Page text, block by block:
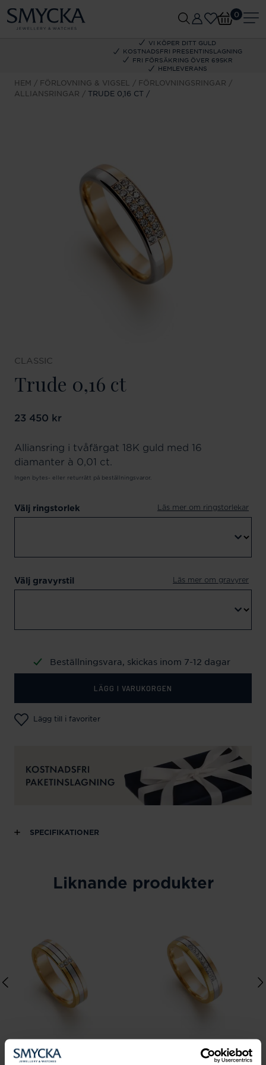
VI KÖPER DITT GULD
KOSTNADSFRI PRESENTINSLAGNING
FRI FÖRSÄKRING ÖVER 695KR
HEMLEVERANS
0
HEM FÖRLOVNING & VIGSEL
FÖRLOVNINGSRINGAR
ALLIANSRINGAR
TRUDE 0,16 CT
CLASSIC
Trude 0,16 ct
Pris:23 450 kr
23 450 kr
Alliansring i tvåfärgat 18K guld med 16
diamanter à 0,01 ct.
Ingen bytes- eller returrätt på beställningsvaror.
Välj ringstorlek Läs mer om ringstorlekar
Välj gravyrstil Läs mer om gravyrer
Beställningsvara, skickas inom 7-12 dagar
LÄGG I VARUKORGEN
Lägg till i favoriter
SPECIFIKATIONER
Liknande produkter